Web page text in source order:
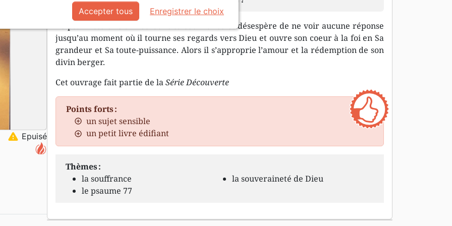
Le psalmiste crie à Dieu dans sa souffrance et désespère de ne voir aucune réponse
jusqu’au moment où il tourne ses regards vers Dieu et ouvre son coeur à la foi en Sa
grandeur et Sa toute-puissance. Alors il s’approprie l’amour et la rédemption de son
divin berger.
Cet ouvrage fait partie de laSérie Découverte
Points forts :
un sujet sensible
un petit livre édifiant
Thèmes :
la souffrance
le psaume 77
la souveraineté de Dieu
warning Epuisé
Accepter tous Enregistrer le choix